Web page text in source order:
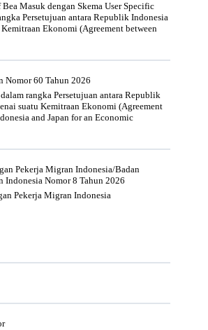
Bea Masuk dengan Skema User Specific
Persetujuan antara Republik Indonesia
Ekonomi (Agreement between
Nomor 60 Tahun 2026
rangka Persetujuan antara Republik
suatu Kemitraan Ekonomi (Agreement
and Japan for an Economic
Pekerja Migran Indonesia/Badan
Indonesia Nomor 8 Tahun 2026
Pekerja Migran Indonesia